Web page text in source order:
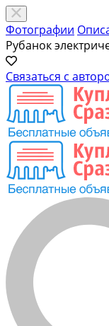
Фотографии
Рубанок
Связаться с